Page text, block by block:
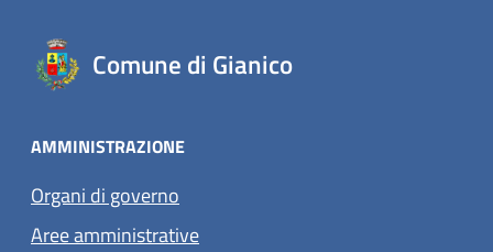
Comune di Gianico
AMMINISTRAZIONE
Organi di governo
Aree amministrative